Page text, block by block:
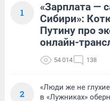
1
«Зарплата —
Сибири»:
Путину про
онлайн-
54 014 138
2
«Люди же не
в «Лужниках»